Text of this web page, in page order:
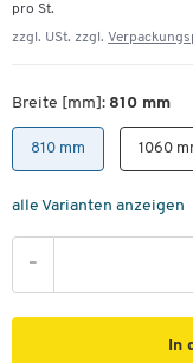
pro St.
zzgl. USt. zzgl.
Breite [mm]: 810 mm
810 mm 1060
alle Varianten anzeigen
-
In